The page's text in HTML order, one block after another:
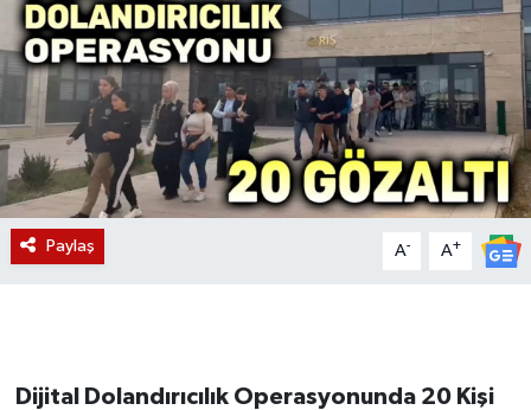
Paylaş A- A+
Dijital Dolandırıcılık Operasyonunda 20 Kişi